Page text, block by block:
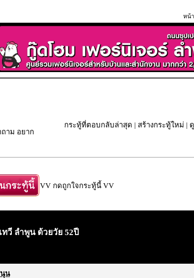
หน้
ถาม อยาก
กระทู้ที่ตอบกลับล่าสุด | สร้างกระทู้ใหม่ |
VV กดถูกใจกระทู้นี้ VV
วี ลำพูน ด้วยวัย 52ปี
น